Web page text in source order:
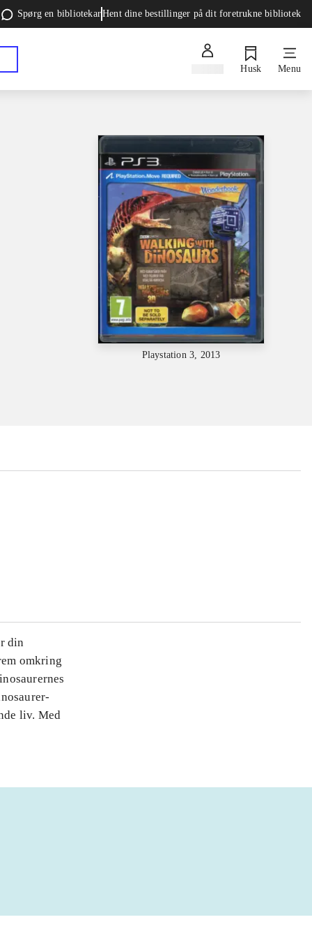
Spørg en bibliotekarHent dine bestillinger på dit foretrukne bibliotek
Husk Menu
Playstation 3, 2013
din
omkring
liv. Med